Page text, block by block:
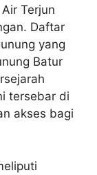
Terjun
Daftar
yang
Batur
tersebar di
akses bagi